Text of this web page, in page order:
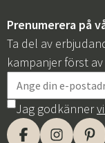
Prenumerera på
Ta del av
kampanjer först
Jag godkänner